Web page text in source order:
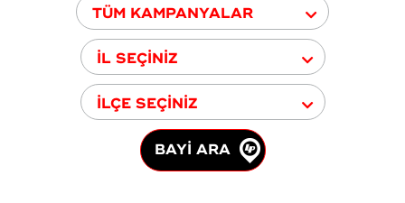
TÜM KAMPANYALAR
İL SEÇİNİZ
İLÇE SEÇİNİZ
BAYİ ARA